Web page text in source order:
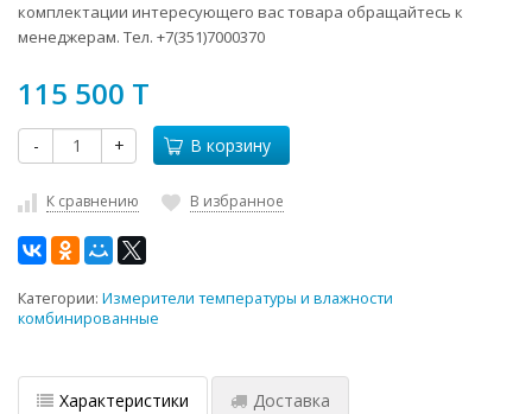
комплектации интересующего вас товара обращайтесь к
менеджерам. Тел. +7(351)7000370
115 500 T
- + В корзину
К сравнению В избранное
Категории: Измерители температуры и влажности
комбинированные
Характеристики Доставка